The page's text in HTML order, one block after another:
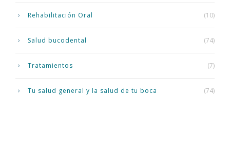
Rehabilitación Oral (10)
Salud bucodental (74)
Tratamientos (7)
Tu salud general y la salud de tu boca (74)